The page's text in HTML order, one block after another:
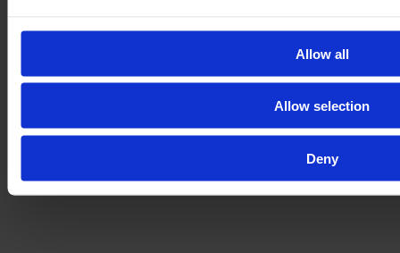
Allow all
Allow selection
Deny